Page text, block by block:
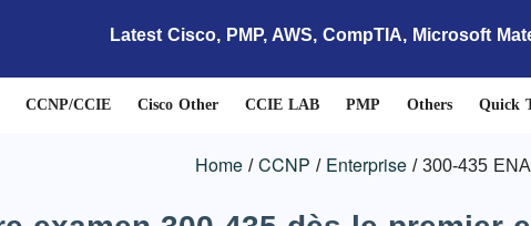
Latest Cisco, PMP, AWS, CompTIA, Microsoft
CCNP/CCIE Cisco Other CCIE LAB PMP Others Quick
Home CCNP Enterprise 300-435